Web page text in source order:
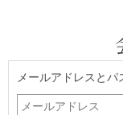
メールアドレスとパ